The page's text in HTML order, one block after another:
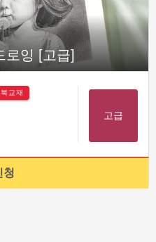
로잉 [고급]
교재
고급
청